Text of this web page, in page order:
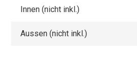
Innen (nicht inkl.)
Aussen (nicht inkl.)